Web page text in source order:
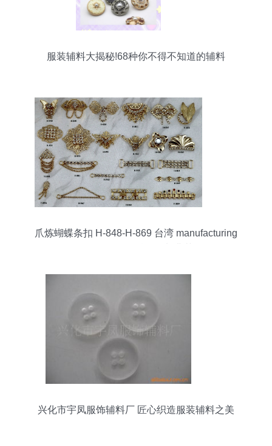
服装辅料大揭秘!68种你不得不知道的辅料
爪炼蝴蝶条扣 H-848-H-869 台湾 manufacturing
兴化市宇凤服饰辅料厂 匠心织造服装辅料之美